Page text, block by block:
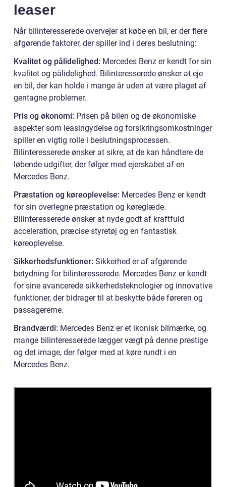
leaser
Når bilinteresserede overvejer at købe en bil, er der flere
afgørende faktorer, der spiller ind i deres beslutning:
Kvalitet og pålidelighed: Mercedes Benz er kendt for sin
kvalitet og pålidelighed. Bilinteresserede ønsker at eje
en bil, der kan holde i mange år uden at være plaget af
gentagne problemer.
Pris og økonomi: Prisen på bilen og de økonomiske
aspekter som leasingydelse og forsikringsomkostninger
spiller en vigtig rolle i beslutningsprocessen.
Bilinteresserede ønsker at sikre, at de kan håndtere de
løbende udgifter, der følger med ejerskabet af en
Mercedes Benz.
Præstation og køreoplevelse: Mercedes Benz er kendt
for sin overlegne præstation og køreglæde.
Bilinteresserede ønsker at nyde godt af kraftfuld
acceleration, præcise styretøj og en fantastisk
køreoplevelse.
Sikkerhedsfunktioner: Sikkerhed er af afgørende
betydning for bilinteresserede. Mercedes Benz er kendt
for sine avancerede sikkerhedsteknologier og innovative
funktioner, der bidrager til at beskytte både føreren og
passagererne.
Brandværdi: Mercedes Benz er et ikonisk bilmærke, og
mange bilinteresserede lægger vægt på denne prestige
og det image, der følger med at køre rundt i en
Mercedes Benz.